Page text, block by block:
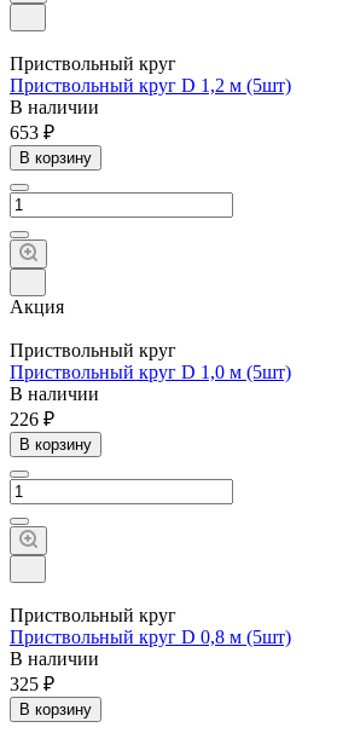
Приствольный круг
Приствольный круг D 1,2 м (5шт)
В наличии
653 ₽
В корзину
Акция
Приствольный круг
Приствольный круг D 1,0 м (5шт)
В наличии
226 ₽
В корзину
Приствольный круг
Приствольный круг D 0,8 м (5шт)
В наличии
325 ₽
В корзину